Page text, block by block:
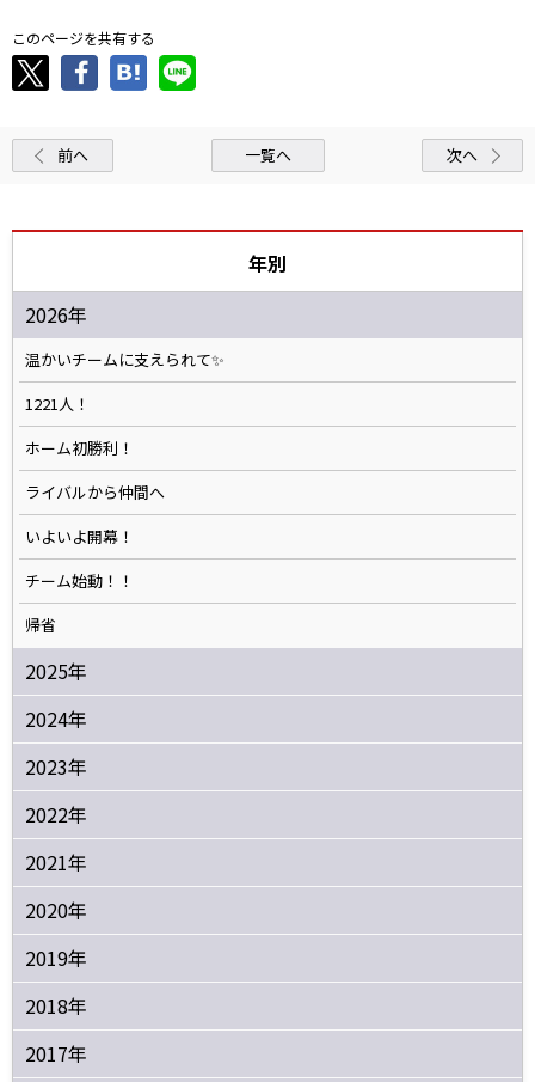
このページを共有する
前へ 一覧へ 次へ
年別
2026年
温かいチームに支えられて✨️
1221人！
ホーム初勝利！
ライバルから仲間へ
いよいよ開幕！
チーム始動！！
帰省
2025年
2024年
2023年
2022年
2021年
2020年
2019年
2018年
2017年